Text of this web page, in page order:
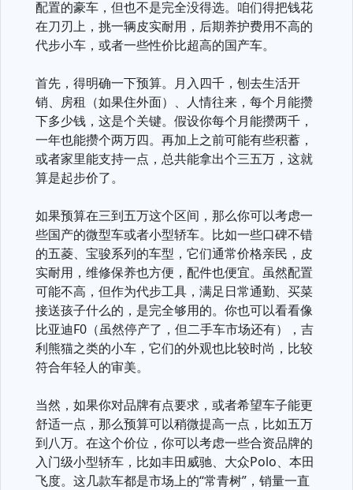
配置的豪车，但也不是完全没得选。咱们得把钱花
在刀刃上，挑一辆皮实耐用，后期养护费用不高的
代步小车，或者一些性价比超高的国产车。
首先，得明确一下预算。月入四千，刨去生活开
销、房租（如果住外面）、人情往来，每个月能攒
下多少钱，这是个关键。假设你每个月能攒两千，
一年也能攒个两万四。再加上之前可能有些积蓄，
或者家里能支持一点，总共能拿出个三五万，这就
算是起步价了。
如果预算在三到五万这个区间，那么你可以考虑一
些国产的微型车或者小型轿车。比如一些口碑不错
的五菱、宝骏系列的车型，它们通常价格亲民，皮
实耐用，维修保养也方便，配件也便宜。虽然配置
可能不高，但作为代步工具，满足日常通勤、买菜
接送孩子什么的，是完全够用的。你也可以看看像
比亚迪F0（虽然停产了，但二手车市场还有），吉
利熊猫之类的小车，它们的外观也比较时尚，比较
符合年轻人的审美。
当然，如果你对品牌有点要求，或者希望车子能更
舒适一点，那么预算可以稍微提高一点，比如五万
到八万。在这个价位，你可以考虑一些合资品牌的
入门级小型轿车，比如丰田威驰、大众Polo、本田
飞度。这几款车都是市场上的“常青树”，销量一直